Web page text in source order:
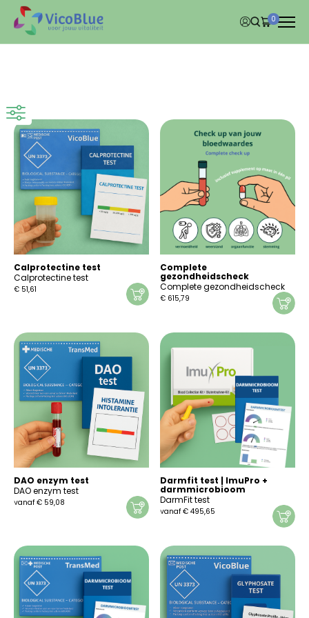
0
Calprotectine test
Calprotectine test
€ 51,61
Complete
gezondheidscheck
Complete gezondheidscheck
€ 615,79
DAO enzym test
DAO enzym test
vanaf€ 59,08
meerdere
variaties.
Deze
optie
kan
Darmfit test | ImuPro +
darmmicrobioom
DarmFit test
vanaf€ 495,65
heeft
meerdere
variaties.
Deze
optie
kan